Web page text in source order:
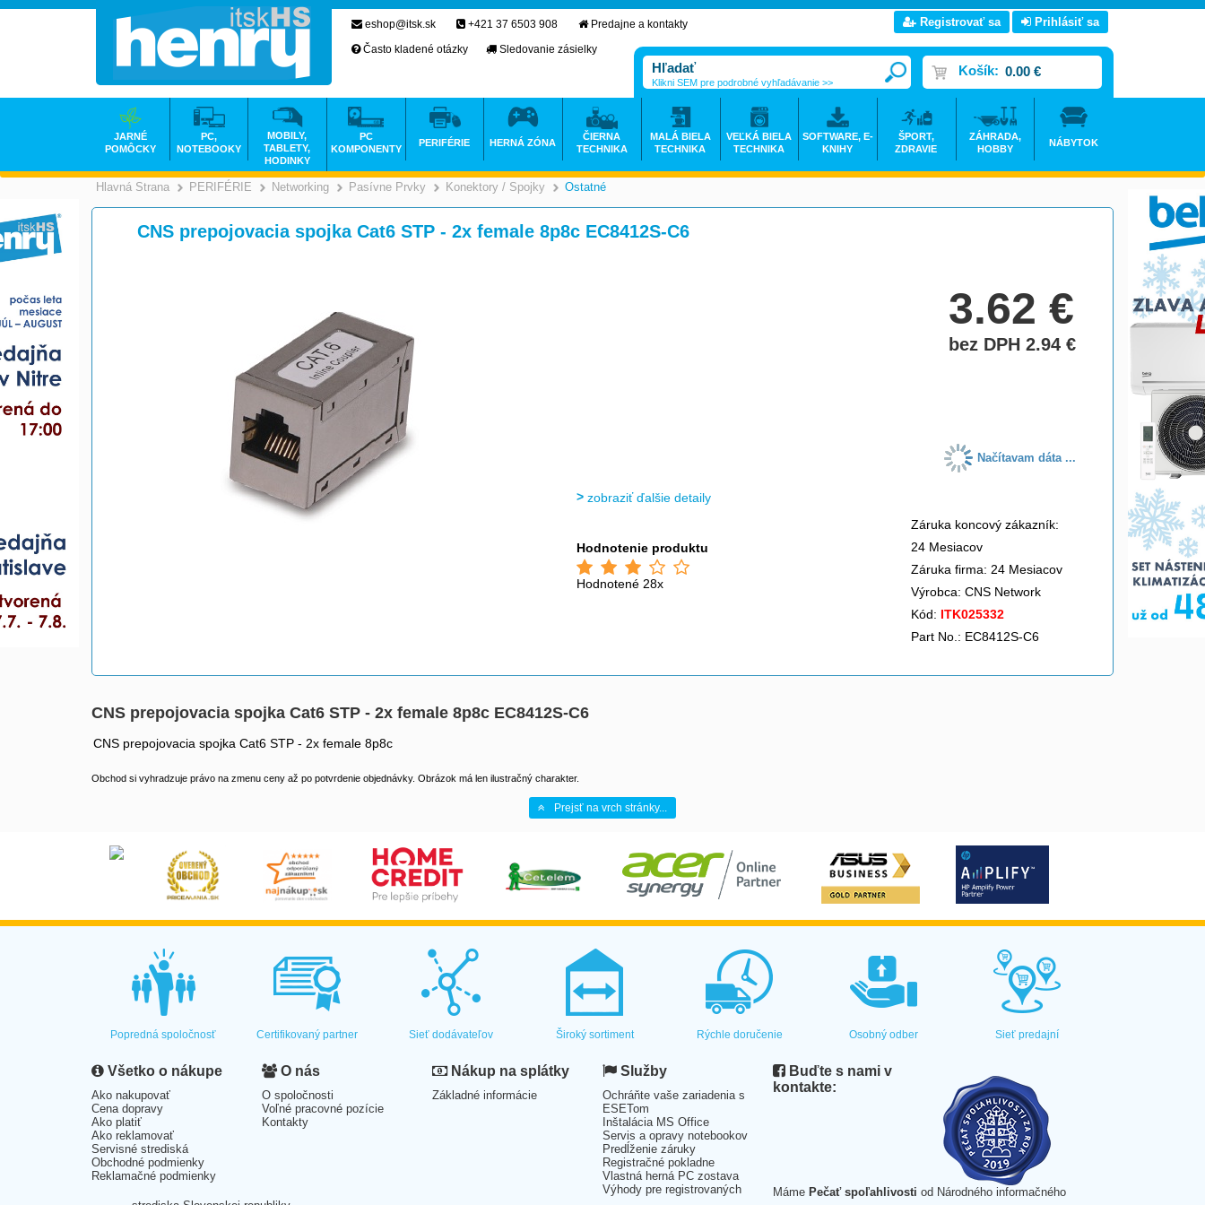
Hlavná Strana >
PERIFÉRIE >
Networking >
Pasívne Prvky >
Konektory / Spojky >
Ostatné
CNS prepojovacia spojka Cat6 STP - 2x female 8p8c EC8412S-C6
3.62€
bez DPH 2.94€
Načítavam dáta ...
zobraziť ďalšie detaily
Hodnotenie produktu
Hodnotené 28x
Záruka koncový zákazník:
24 Mesiacov
Záruka firma: 24 Mesiacov
Výrobca: CNS Network
Kód: ITK025332
Part No.: EC8412S-C6
CNS prepojovacia spojka Cat6 STP - 2x female 8p8c EC8412S-C6
CNS prepojovacia spojka Cat6 STP - 2x female 8p8c
Obchod si vyhradzuje právo na zmenu ceny až po potvrdenie objednávky. Obrázok má len ilustračný charakter.
Prejsť na vrch stránky...
eshop@itsk.sk +421 37 6503 908
Predajne a kontakty
Často kladené otázky
Sledovanie zásielky
Registrovať sa Prihlásiť sa
Košík: 0.00 €
Klikni SEM pre podrobné vyhľadávanie >>
JARNÉ
POMÔCKY
PC,
NOTEBOOKY
MOBILY,
TABLETY,
HODINKY
PC
KOMPONENTY
PERIFÉRIE HERNÁ ZÓNA
ČIERNA
TECHNIKA
MALÁ BIELA
TECHNIKA
VEĽKÁ BIELA
TECHNIKA
SOFTWARE, E-
KNIHY
ŠPORT,
ZDRAVIE
ZÁHRADA,
HOBBY
NÁBYTOK
Popredná spoločnosť Certifikovaný partner Sieť dodávateľov Široký sortiment Rýchle doručenie Osobný odber Sieť predajní
Všetko o nákupe
Ako nakupovať
Cena dopravy
Ako platiť
Ako reklamovať
Servisné strediská
Obchodné podmienky
Reklamačné podmienky
O nás
O spoločnosti
Voľné pracovné pozície
Kontakty
Nákup na splátky
Základné informácie
Služby
Ochráňte vaše zariadenia s
ESETom
Inštalácia MS Office
Servis a opravy notebookov
Predĺženie záruky
Registračné pokladne
Vlastná herná PC zostava
Výhody pre registrovaných
Buďte s nami v
kontakte:
Máme Pečať spoľahlivosti od Národného informačného